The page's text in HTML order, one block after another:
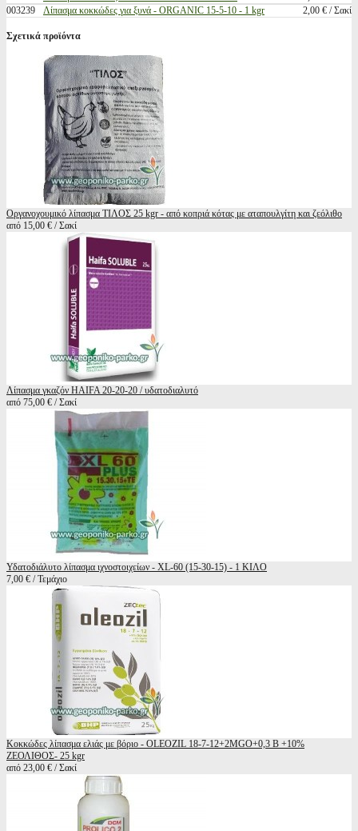
003239
Λίπασμα κοκκώδες για ξυνά - ORGANIC 15-5-10 - 1 kgr 2,00 € / Σακί
Σχετικά προϊόντα
Οργανοχουμικό λίπασμα ΤΙΛΟΣ 25 kgr - από κοπριά κότας με αταπουλγίτη και ζεόλιθο
από 15,00 € / Σακί
Λίπασμα γκαζόν HAIFA 20-20-20 / υδατοδιαλυτό
από 75,00 € / Σακί
Υδατοδιάλυτο λίπασμα ιχνοστοιχείων - XL-60 (15-30-15) - 1 ΚΙΛΟ
7,00 € / Τεμάχιο
Κοκκώδες λίπασμα ελιάς με βόριο - OLEOZIL 18-7-12+2MGO+0,3 B +10%
ΖΕΟΛΙΘΟΣ- 25 kgr
από 23,00 € / Σακί